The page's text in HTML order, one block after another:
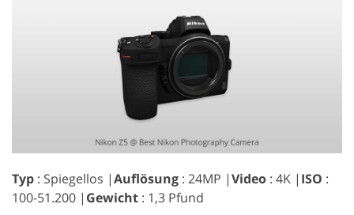
Typ : Spiegellos |Auflösung : 24MP |Video : 4K | ISO :
100-51.200 | Gewicht : 1,3 Pfund